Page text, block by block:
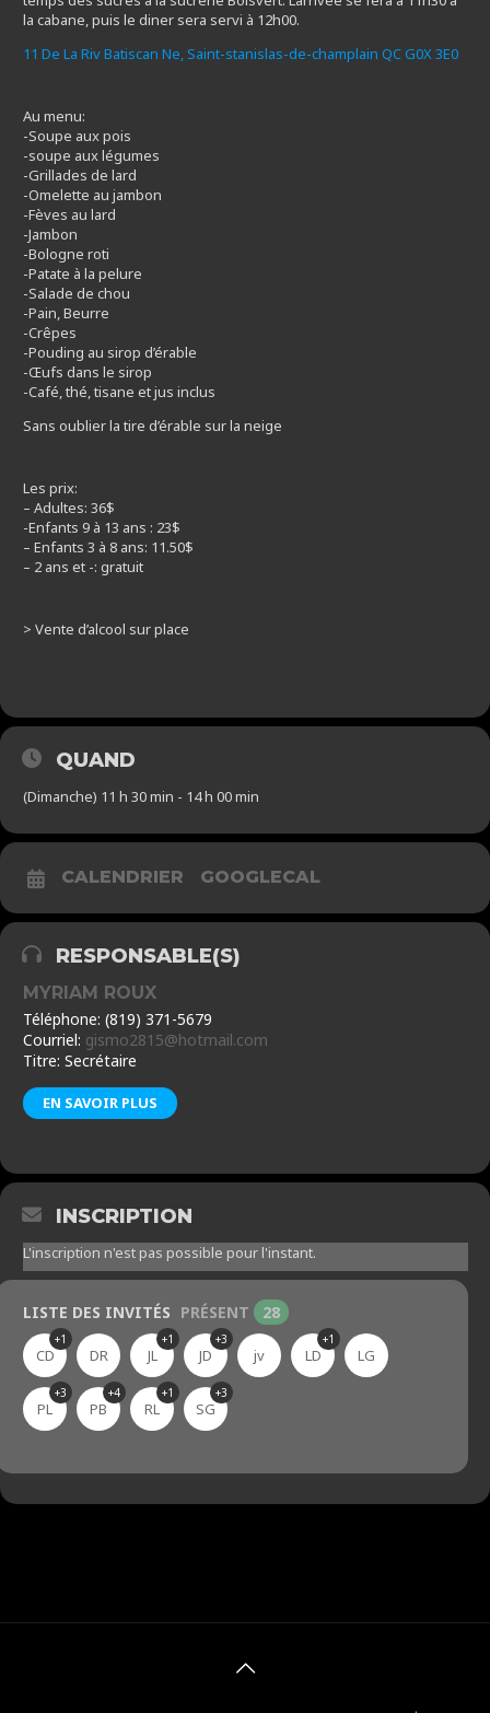
la cabane, puis le diner sera servi à 12h00.
11 De La Riv Batiscan Ne, Saint-stanislas-de-champlain QC G0X 3E0
Au menu:
-Soupe aux pois
-soupe aux légumes
-Grillades de lard
-Omelette au jambon
-Fèves au lard
-Jambon
-Bologne roti
-Patate à la pelure
-Salade de chou
-Pain, Beurre
-Crêpes
-Pouding au sirop d’érable
-Œufs dans le sirop
-Café, thé, tisane et jus inclus
Sans oublier la tire d’érable sur la neige
Les prix:
– Adultes: 36$
-Enfants 9 à 13 ans : 23$
– Enfants 3 à 8 ans: 11.50$
– 2 ans et -: gratuit
> Vente d’alcool sur place
QUAND
(Dimanche) 11 h 30 min - 14 h 00 min
CALENDRIER GOOGLECAL
RESPONSABLE(S)
MYRIAM ROUX
Téléphone: (819) 371-5679
Courriel: gismo2815@hotmail.com
Titre: Secrétaire
EN SAVOIR PLUS
INSCRIPTION
L'inscription n'est pas possible pour l'instant.
LISTE DES INVITÉS PRÉSENT 28
CD
+1
DR JL
+1
JD
+3
jv LD
+1
LG
PL
+3
PB
+4
RL
+1
SG
+3